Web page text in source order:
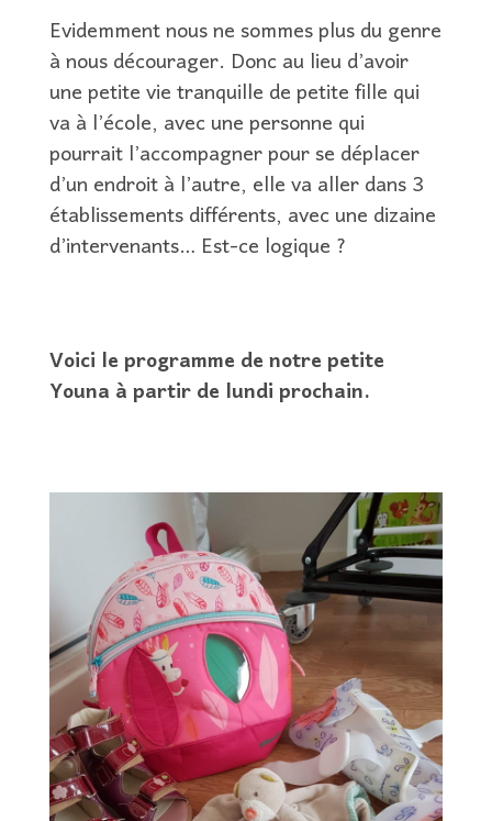
Evidemment nous ne sommes plus du genre
à nous décourager. Donc au lieu d’avoir
une petite vie tranquille de petite fille qui
va à l’école, avec une personne qui
pourrait l’accompagner pour se déplacer
d’un endroit à l’autre, elle va aller dans 3
établissements différents, avec une dizaine
d’intervenants… Est-ce logique ?
Voici le programme de notre petite
Youna à partir de lundi prochain.